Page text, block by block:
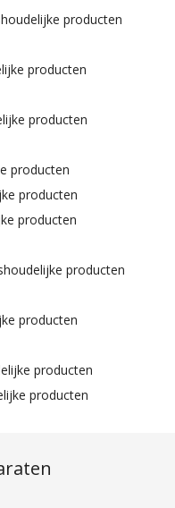
producten
producten
producten
producten
producten
producten
producten
producten
producten
producten